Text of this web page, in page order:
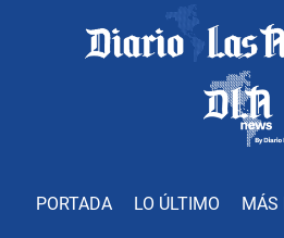
PORTADA LO ÚLTIMO MÁS